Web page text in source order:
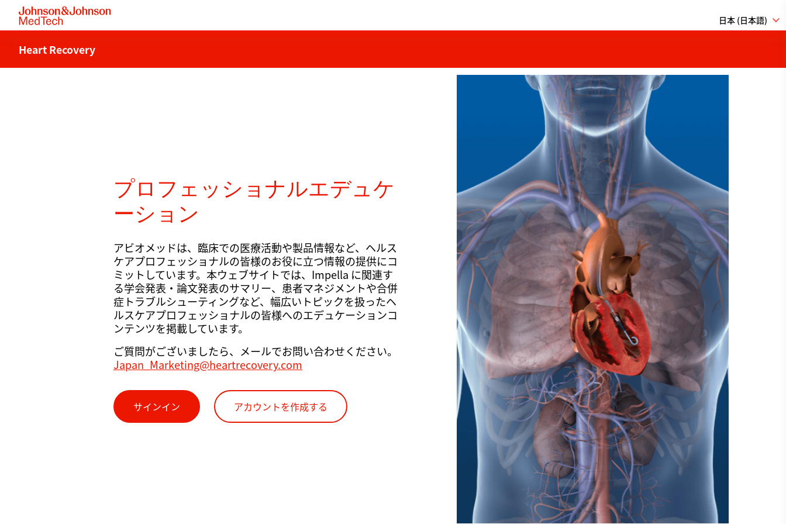
Heart Recovery
日本 (日本語)
プロフェッショナルエデュケ
ーション
アビオメッドは、臨床での医療活動や製品情報など、ヘルス
ケアプロフェッショナルの皆様のお役に立つ情報の提供にコ
ミットしています。本ウェブサイトでは、Impella に関連す
る学会発表・論文発表のサマリー、患者マネジメントや合併
症トラブルシューティングなど、幅広いトピックを扱ったヘ
ルスケアプロフェッショナルの皆様へのエデュケーションコ
ンテンツを掲載しています。
ご質問がございましたら、メールでお問い合わせください。
Japan_Marketing@heartrecovery.com